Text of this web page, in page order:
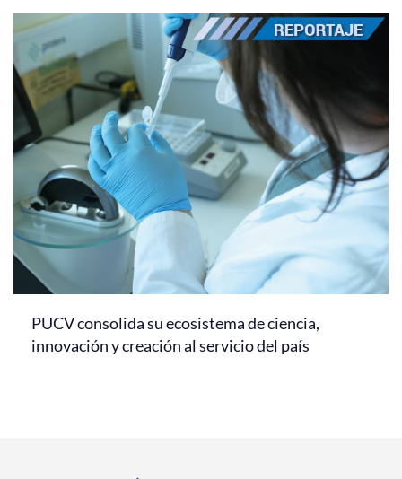
PUCV consolida su ecosistema de ciencia,
innovación y creación al servicio del país